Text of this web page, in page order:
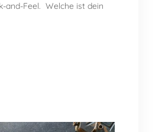
and-Feel. Welche ist dein